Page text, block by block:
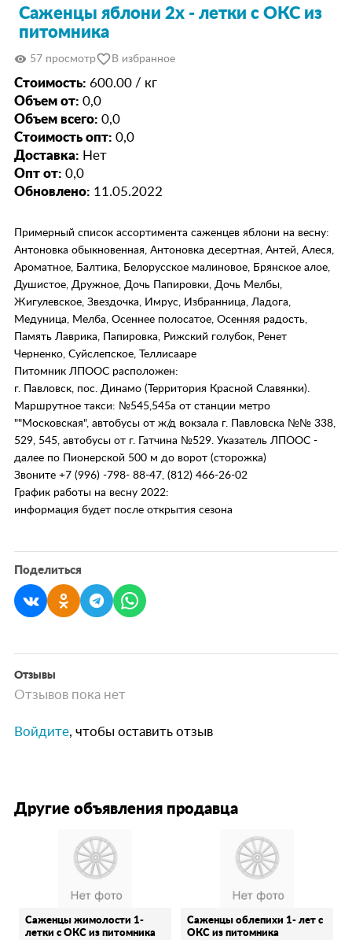
Саженцы яблони 2х - летки с ОКС из
питомника
visibility 57 просмотрfavorite_border В избранное
Стоимость: 600.00 / кг
Объем от: 0,0
Объем всего: 0,0
Стоимость опт: 0,0
Доставка: Нет
Опт от: 0,0
Обновлено: 11.05.2022
Примерный список ассортимента саженцев яблони на весну:
Антоновка обыкновенная, Антоновка десертная, Антей, Алеся,
Ароматное, Балтика, Белорусское малиновое, Брянское алое,
Душистое, Дружное, Дочь Папировки, Дочь Мелбы,
Жигулевское, Звездочка, Имрус, Избранница, Ладога,
Медуница, Мелба, Осеннее полосатое, Осенняя радость,
Память Лаврика, Папировка, Рижский голубок, Ренет
Черненко, Суйслепское, Теллисааре
Питомник ЛПООС расположен:
г. Павловск, пос. Динамо (Территория Красной Славянки).
Маршрутное такси: №545,545а от станции метро
""Московская", автобусы от ж/д вокзала г. Павловска №№ 338,
529, 545, автобусы от г. Гатчина №529. Указатель ЛПООС -
далее по Пионерской 500 м до ворот (сторожка)
Звоните +7 (996) -798- 88-47, (812) 466-26-02
График работы на весну 2022:
информация будет после открытия сезона
Поделиться
Отзывы
Отзывов пока нет
Войдите, чтобы оставить отзыв
Другие объявления продавца
Саженцы жимолости 1-
летки с ОКС из питомника
Саженцы облепихи 1- лет с
ОКС из питомника